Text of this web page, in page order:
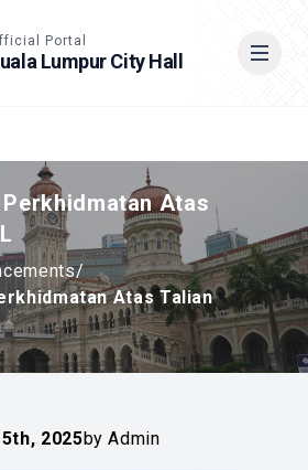
Portal
Lumpur City Hall
Atas
/
Atas Talian
2025by Admin